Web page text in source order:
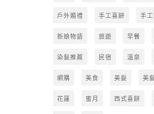
戶外婚禮 手工喜餅 手
新娘物語 旅遊 早餐
染髮推薦 民宿 溫泉
網購 美食 美髮 美
花蓮 蜜月 西式喜餅